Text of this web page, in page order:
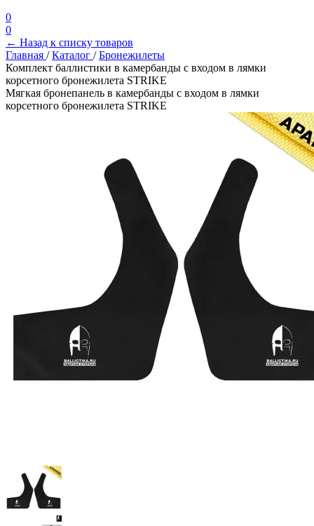
0
0
← Назад к списку товаров
Главная / Каталог / Бронежилеты
Комплект баллистики в камербанды с входом в лямки
корсетного бронежилета STRIKE
Мягкая бронепанель в камербанды с входом в лямки
корсетного бронежилета STRIKE